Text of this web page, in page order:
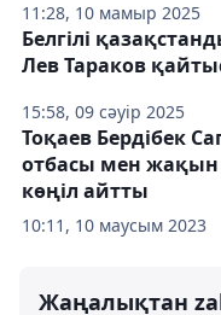
11:28, 10 мамыр 2025
15:58, 09 сәуір 2025
Белгілі
Лев Тараков
10:11, 10 маусым 2023
Тоқаев Бердібек
отбасы мен
көңіл айтты
Жаңалықтан